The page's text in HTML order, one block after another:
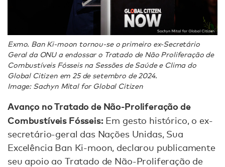
Exmo. Ban Ki-moon tornou-se o primeiro ex-Secretário
Geral da ONU a endossar o Tratado de Não Proliferação de
Combustíveis Fósseis na Sessões de Saúde e Clima do
Global Citizen em 25 de setembro de 2024.
Image: Sachyn Mital for Global Citizen
Avanço no Tratado de Não-Proliferação de
Combustíveis Fósseis:Em gesto histórico, o ex-
secretário-geral das Nações Unidas, Sua
Excelência Ban Ki-moon, declarou publicamente
seu apoio ao Tratado de Não-Proliferação de